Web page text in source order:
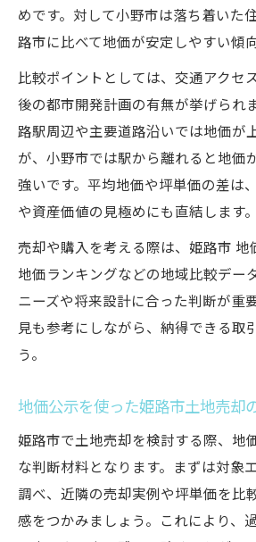
めです。対して小野市は落ち着いた
路市に比べて地価が安定しやすい傾
比較ポイントとしては、交通アクセ
後の都市開発計画の有無が挙げられ
路駅周辺や主要道路沿いでは地価が
が、小野市では駅から離れると地価
強いです。平均地価や坪単価の差は
や資産価値の見極めにも直結します。
売却や購入を考える際は、姫路市 地
地価ランキングなどの地域比較デー
ニーズや将来設計に合った判断が重
見も参考にしながら、納得できる取
う。
地価公示を使った姫路市土地売却
姫路市で土地売却を検討する際、地
な判断材料となります。まずは対象
調べ、近隣の売却実例や坪単価を比
感をつかみましょう。これにより、